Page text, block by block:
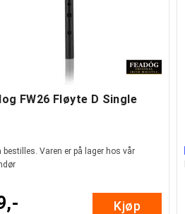
FW26 Fløyte D Single
bestilles. Varen er på lager hos vår
Kjøp